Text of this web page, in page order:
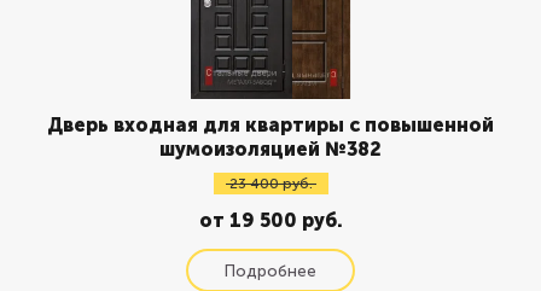
Дверь входная для квартиры с повышенной
шумоизоляцией №382
23 400 руб.
от 19 500 руб.